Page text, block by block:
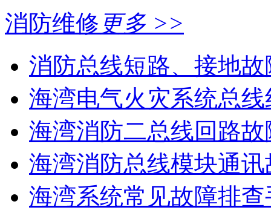
消防维修 更多 >>
消防总线短路、接地故
海湾电气火灾系统总线
海湾消防二总线回路故
海湾消防总线模块通讯
海湾系统常见故障排